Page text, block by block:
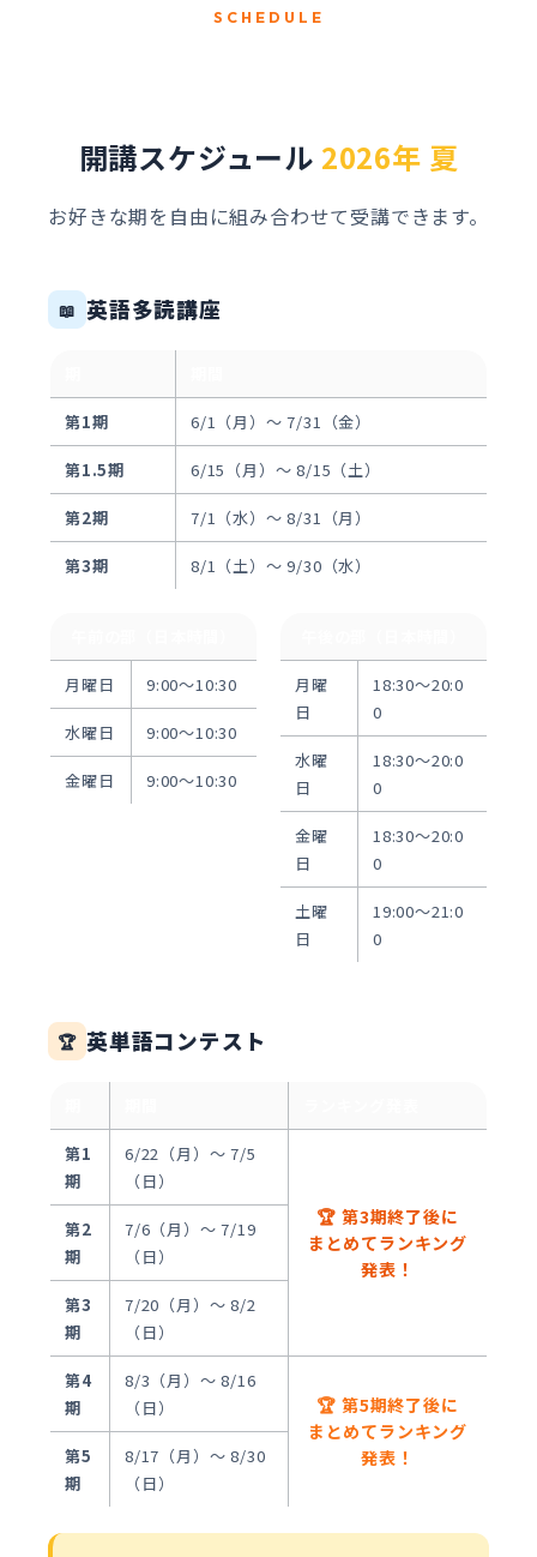
SCHEDULE
開講スケジュール 2026年 夏
お好きな期を自由に組み合わせて受講できます。
📖 英語多読講座
第1期 6/1（月）〜 7/31（金）
第1.5期 6/15（月）〜 8/15（土）
第2期 7/1（水）〜 8/31（月）
第3期 8/1（土）〜 9/30（水）
月曜日 9:00〜10:30
水曜日 9:00〜10:30
金曜日 9:00〜10:30
月曜
日
18:30〜20:0
0
水曜
日
18:30〜20:0
0
金曜
日
18:30〜20:0
0
土曜
日
19:00〜21:0
0
🏆 英単語コンテスト
第1
期
6/22（月）〜 7/5
（日）
🏆 第3期終了後に
まとめてランキング
発表！
第2
期
7/6（月）〜 7/19
（日）
第3
期
7/20（月）〜 8/2
（日）
第4
期
8/3（月）〜 8/16
（日）
🏆 第5期終了後に
まとめてランキング
発表！
第5
期
8/17（月）〜 8/30
（日）